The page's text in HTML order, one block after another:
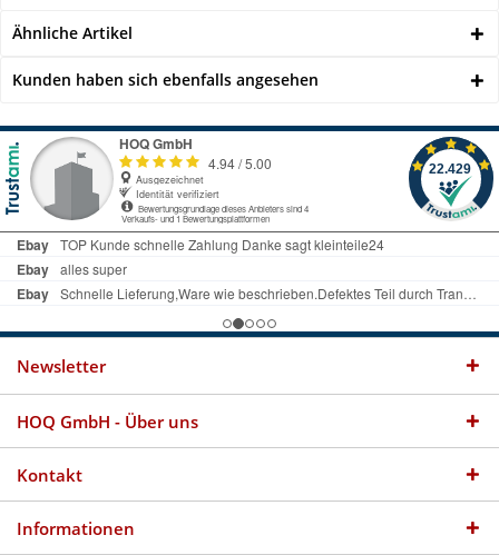
Ähnliche Artikel
Kunden haben sich ebenfalls angesehen
Newsletter
HOQ GmbH - Über uns
Kontakt
Informationen